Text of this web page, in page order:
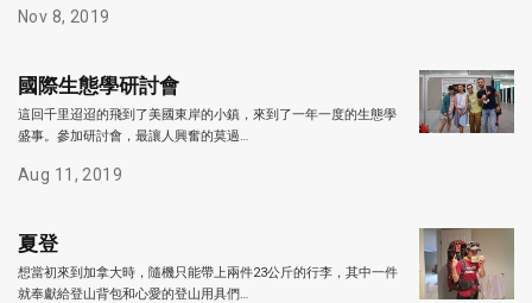
Nov 8, 2019
國際生態學研討會
這回千里迢迢的飛到了美國東岸的小鎮，來到了一年一度的生態學
盛事。參加研討會，最讓人興奮的莫過…
Aug 11, 2019
夏登
想當初來到加拿大時，隨機只能帶上兩件23公斤的行李，其中一件
就奉獻給登山背包和心愛的登山用具們…